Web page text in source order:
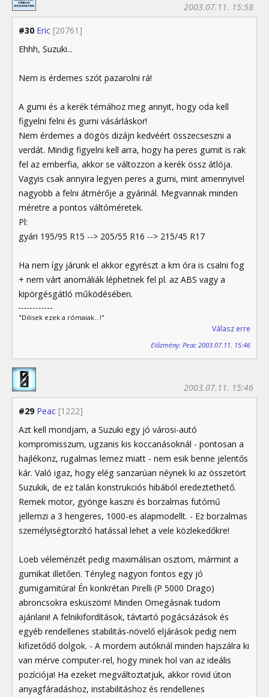
#30 Eric [20761]
2003.07.11. 15:58
Ehhh, Suzuki...
Nem is érdemes szót pazarolni rá!
A gumi és a kerék témához meg annyit, hogy oda kell
figyelni felni és gumi vásárláskor!
Nem érdemes a dögös dizájn kedvéért összecseszni a
verdát. Mindig figyelni kell arra, hogy ha peres gumit is rak
fel az emberfia, akkor se változzon a kerék össz átlója.
Vagyis csak annyira legyen peres a gumi, mint amennyivel
nagyobb a felni átmérője a gyárinál. Megvannak minden
méretre a pontos váltóméretek.
Pl:
gyári 195/95 R15 --> 205/55 R16 --> 215/45 R17
Ha nem így járunk el akkor egyrészt a km óra is csalni fog
+ nem várt anomáliák léphetnek fel pl. az ABS vagy a
kipörgésgátló működésében.
"Dilisek ezek a rómaiak...!"
Válasz erre
Előzmény: Peac 2003.07.11. 15:46
#29 Peac [1222]
2003.07.11. 15:46
Azt kell mondjam, a Suzuki egy jó városi-autó
kompromisszum, ugzanis kis koccanásoknál - pontosan a
hajlékonz, rugalmas lemez miatt - nem esik benne jelentős
kár. Való igaz, hogy elég sanzarúan néynek ki az összetört
Suzukik, de ez talán konstrukciós hibából eredeztethető.
Remek motor, gyönge kaszni és borzalmas futómű
jellemzi a 3 hengeres, 1000-es alapmodellt. - Ez borzalmas
személyiségtorzító hatással lehet a vele közlekedőkre!
Loeb véleménzét pedig maximálisan osztom, mármint a
gumikat illetően. Tényleg nagyon fontos egy jó
gumigarnitúra! Én konkrétan Pirelli (P 5000 Drago)
abroncsokra esküszöm! Minden Omegásnak tudom
ajánlani! A felnikifordítások, távtartó pogácsázások és
egyéb rendellenes stabilitás-növelő eljárások pedig nem
kifizetődő dolgok. - A mordern autóknál minden hajszálra ki
van mérve computer-rel, hogy minek hol van az ideális
pozíciója! Ha ezeket megváltoztatjuk, akkor rövid úton
anyagfáradáshoz, instabilitáshoz és rendellenes